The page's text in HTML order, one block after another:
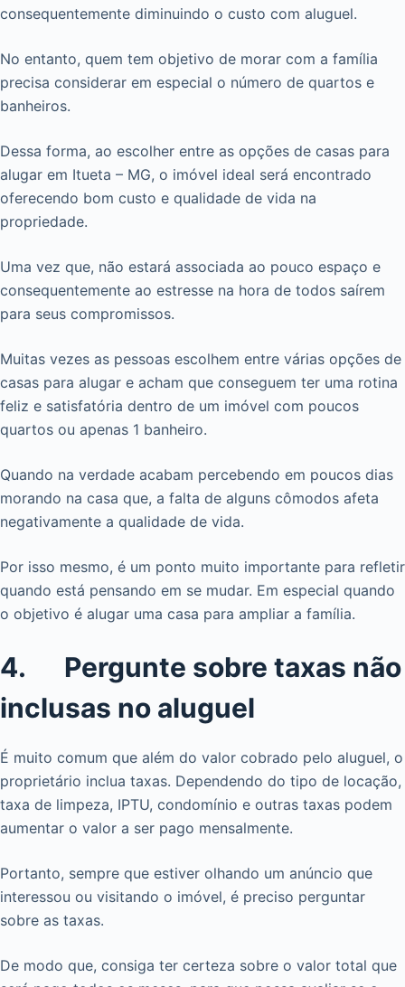
consequentemente diminuindo o custo com aluguel.
No entanto, quem tem objetivo de morar com a família
precisa considerar em especial o número de quartos e
banheiros.
Dessa forma, ao escolher entre as opções de casas para
alugar em Itueta – MG, o imóvel ideal será encontrado
oferecendo bom custo e qualidade de vida na
propriedade.
Uma vez que, não estará associada ao pouco espaço e
consequentemente ao estresse na hora de todos saírem
para seus compromissos.
Muitas vezes as pessoas escolhem entre várias opções de
casas para alugar e acham que conseguem ter uma rotina
feliz e satisfatória dentro de um imóvel com poucos
quartos ou apenas 1 banheiro.
Quando na verdade acabam percebendo em poucos dias
morando na casa que, a falta de alguns cômodos afeta
negativamente a qualidade de vida.
Por isso mesmo, é um ponto muito importante para refletir
quando está pensando em se mudar. Em especial quando
o objetivo é alugar uma casa para ampliar a família.
4. Pergunte sobre taxas não
inclusas no aluguel
É muito comum que além do valor cobrado pelo aluguel, o
proprietário inclua taxas. Dependendo do tipo de locação,
taxa de limpeza, IPTU, condomínio e outras taxas podem
aumentar o valor a ser pago mensalmente.
Portanto, sempre que estiver olhando um anúncio que
interessou ou visitando o imóvel, é preciso perguntar
sobre as taxas.
De modo que, consiga ter certeza sobre o valor total que